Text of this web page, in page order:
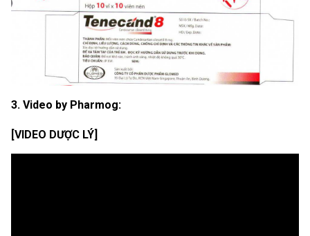
3. Video by Pharmog:
[VIDEO DƯỢC LÝ]